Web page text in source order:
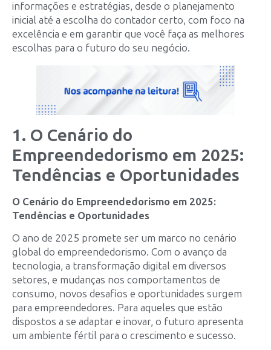
informações e estratégias, desde o planejamento
inicial até a escolha do contador certo, com foco na
excelência e em garantir que você faça as melhores
escolhas para o futuro do seu negócio.
1. O Cenário do
Empreendedorismo em 2025:
Tendências e Oportunidades
O Cenário do Empreendedorismo em 2025:
Tendências e Oportunidades
O ano de 2025 promete ser um marco no cenário
global do empreendedorismo. Com o avanço da
tecnologia, a transformação digital em diversos
setores, e mudanças nos comportamentos de
consumo, novos desafios e oportunidades surgem
para empreendedores. Para aqueles que estão
dispostos a se adaptar e inovar, o futuro apresenta
um ambiente fértil para o crescimento e sucesso.